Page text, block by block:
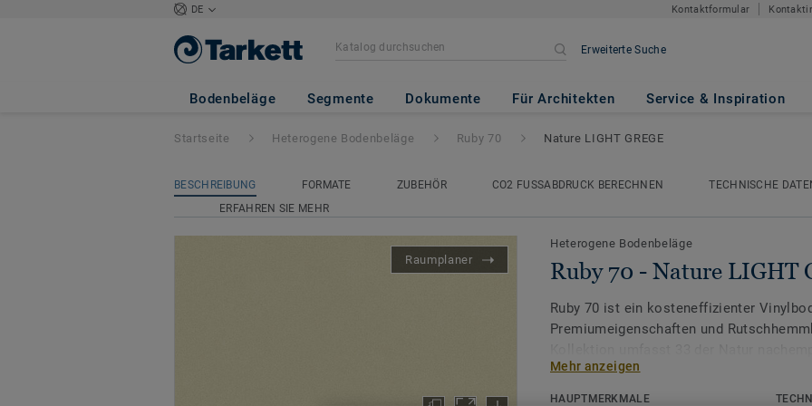
DE Kontaktformular
Erweiterte Suche
Bodenbeläge Segmente Dokumente Für Architekten Service & Inspiration
Ruby 70 - Nature LIGHT GREGE
Startseite Heterogene Bodenbeläge Ruby 70 Nature LIGHT GREGE
BESCHREIBUNG FORMATE ZUBEHÖR CO2 FUSSABDRUCK BERECHNEN
TECHNISCHE
ERFAHREN SIE MEHR
Raumplaner
Heterogene Bodenbeläge
Ruby 70 - Nature LIGHT
Ruby 70 ist ein kosteneffizienter
Premiumeigenschaften und
denen realistische Holzmuster in
sowie eine Auswahl zeitloser
Mehr anzeigen
HAUPTMERKMALE